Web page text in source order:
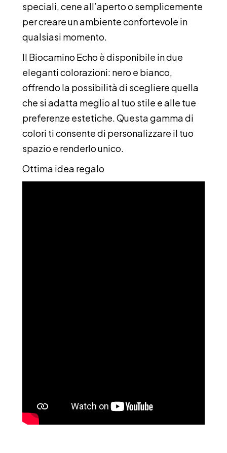
speciali, cene all’aperto o semplicemente
per creare un ambiente confortevole in
qualsiasi momento.
Il Biocamino Echo è disponibile in due
eleganti colorazioni: nero e bianco,
offrendo la possibilità di scegliere quella
che si adatta meglio al tuo stile e alle tue
preferenze estetiche. Questa gamma di
colori ti consente di personalizzare il tuo
spazio e renderlo unico.
Ottima idea regalo